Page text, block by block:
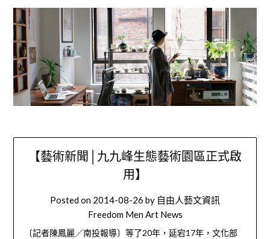
【藝術新聞│九九峰生態藝術園區正式啟
用】
Posted on 2014-08-26 by 自由人藝文資訊
Freedom Men Art News
〔記者陳鳳麗／南投報導〕等了20年，延宕17年，文化部